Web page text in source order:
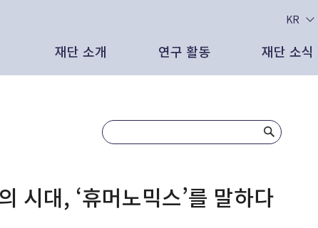
KR
재단 소개 연구 활동 재단 소식
보고서
인사말
태재미래전략연구원은
인사이트
발간 도서
보도자료
시대, ‘휴머노믹스’를 말하다